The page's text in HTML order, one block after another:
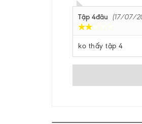
Tập 4đâu (17/07/
ko thấy tập 4